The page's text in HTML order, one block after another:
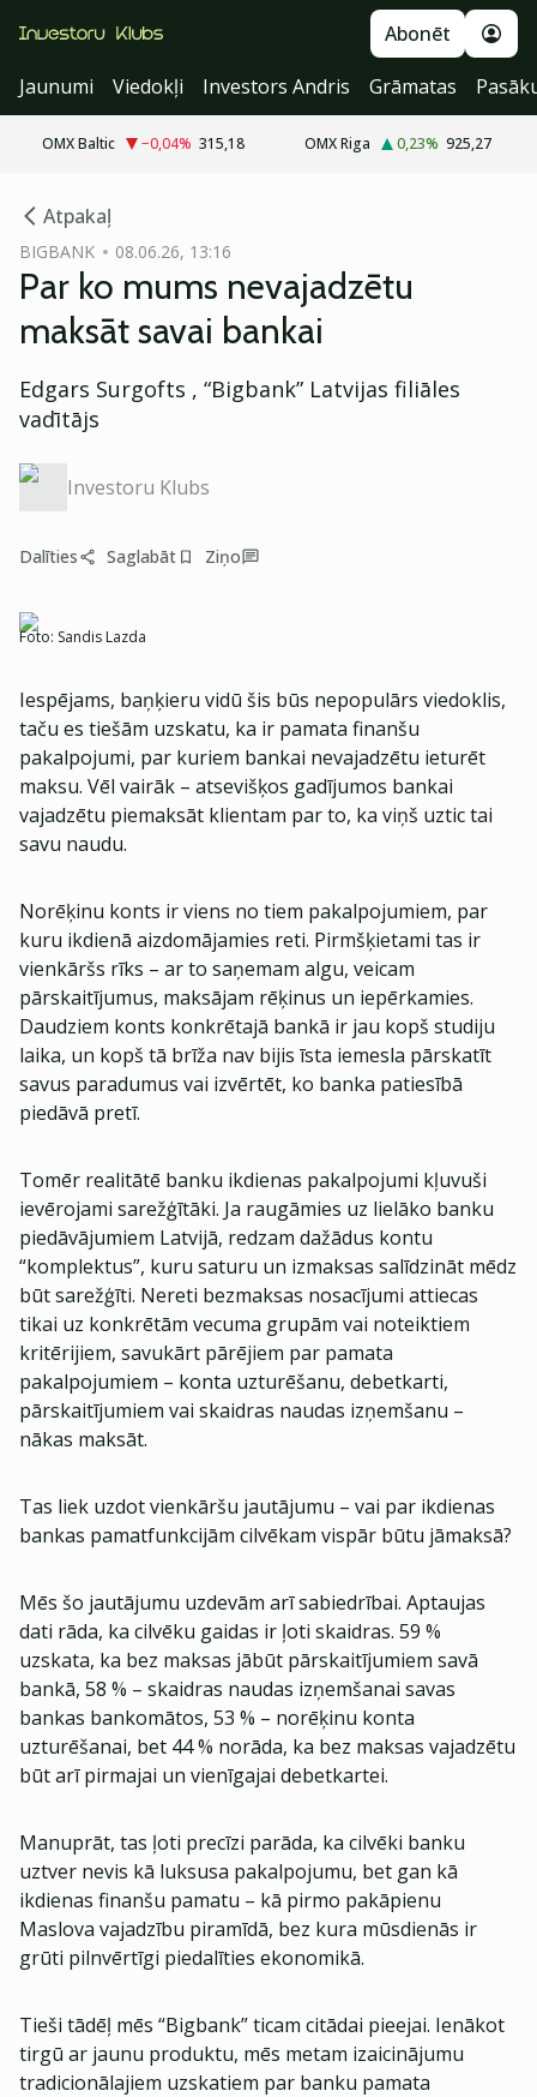
Abonēt
Jaunumi
Viedokļi Investors Andris Grāmatas
OMX Baltic −0,04% 315,18 OMX Riga 0,23% 925,27
Atpakaļ
BIGBANK 08.06.26, 13:16
Par ko mums nevajadzētu
maksāt savai bankai
Edgars Surgofts , “Bigbank” Latvijas filiāles
vadītājs
Investoru Klubs
Dalīties Saglabāt Ziņo
Foto: Sandis Lazda
Iespējams, baņķieru vidū šis būs nepopulārs viedoklis,
taču es tiešām uzskatu, ka ir pamata finanšu
pakalpojumi, par kuriem bankai nevajadzētu ieturēt
maksu. Vēl vairāk – atsevišķos gadījumos bankai
vajadzētu piemaksāt klientam par to, ka viņš uztic tai
savu naudu.
Norēķinu konts ir viens no tiem pakalpojumiem, par
kuru ikdienā aizdomājamies reti. Pirmšķietami tas ir
vienkāršs rīks – ar to saņemam algu, veicam
pārskaitījumus, maksājam rēķinus un iepērkamies.
Daudziem konts konkrētajā bankā ir jau kopš studiju
laika, un kopš tā brīža nav bijis īsta iemesla pārskatīt
savus paradumus vai izvērtēt, ko banka patiesībā
piedāvā pretī.
Tomēr realitātē banku ikdienas pakalpojumi kļuvuši
ievērojami sarežģītāki. Ja raugāmies uz lielāko banku
piedāvājumiem Latvijā, redzam dažādus kontu
“komplektus”, kuru saturu un izmaksas salīdzināt mēdz
būt sarežģīti. Nereti bezmaksas nosacījumi attiecas
tikai uz konkrētām vecuma grupām vai noteiktiem
kritērijiem, savukārt pārējiem par pamata
pakalpojumiem – konta uzturēšanu, debetkarti,
pārskaitījumiem vai skaidras naudas izņemšanu –
nākas maksāt.
Tas liek uzdot vienkāršu jautājumu – vai par ikdienas
bankas pamatfunkcijām cilvēkam vispār būtu jāmaksā?
Mēs šo jautājumu uzdevām arī sabiedrībai. Aptaujas
dati rāda, ka cilvēku gaidas ir ļoti skaidras. 59 %
uzskata, ka bez maksas jābūt pārskaitījumiem savā
bankā, 58 % – skaidras naudas izņemšanai savas
bankas bankomātos, 53 % – norēķinu konta
uzturēšanai, bet 44 % norāda, ka bez maksas vajadzētu
būt arī pirmajai un vienīgajai debetkartei.
Manuprāt, tas ļoti precīzi parāda, ka cilvēki banku
uztver nevis kā luksusa pakalpojumu, bet gan kā
ikdienas finanšu pamatu – kā pirmo pakāpienu
Maslova vajadzību piramīdā, bez kura mūsdienās ir
grūti pilnvērtīgi piedalīties ekonomikā.
Tieši tādēļ mēs “Bigbank” ticam citādai pieejai. Ienākot
tirgū ar jaunu produktu, mēs metam izaicinājumu
tradicionālajiem uzskatiem par banku pamata